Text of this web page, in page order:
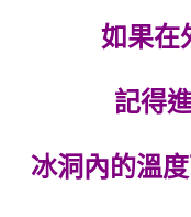
如果在
記得
冰洞內的溫